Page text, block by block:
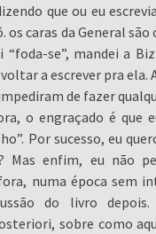
que ou eu
os caras da General
“foda-se”, mandei a
a escrever pra ela.
de fazer
o engraçado é que
Por sucesso, eu
Mas enfim, eu não
numa época sem
do livro
sobre como